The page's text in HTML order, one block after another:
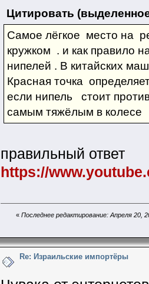
Цитировать
Самое лёгкое место на
кружком . и как правило
нипелей . В китайских
Красная точка
если нипель стоит
самым тяжёлым в колесе
правильный ответ
https://
« Последнее редактирование: Апреля 20,
Re: Израильские импортёры